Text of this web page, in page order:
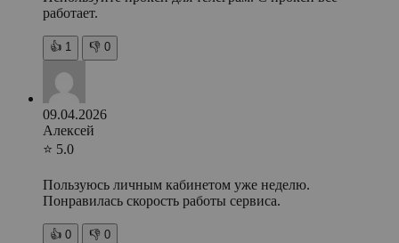
работает.
👍 1 👎 0
09.04.2026
Алексей
⭐ 5.0
Пользуюсь личным кабинетом уже неделю.
Понравилась скорость работы сервиса.
👍 0 👎 0